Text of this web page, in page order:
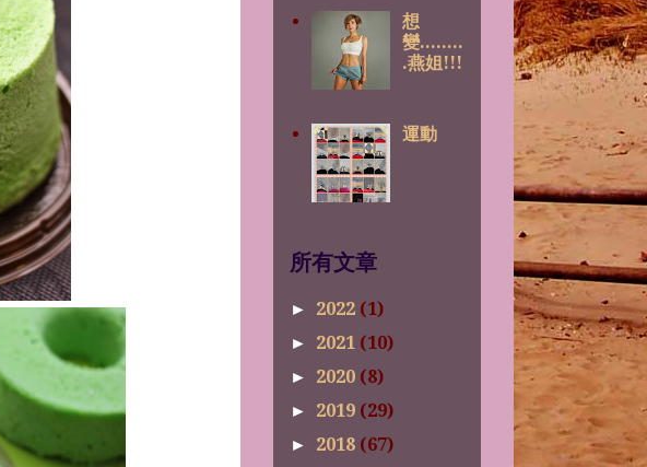
想
變........
.燕姐!!!
運動
所有文章
► 2022 (1)
► 2021 (10)
► 2020 (8)
► 2019 (29)
► 2018 (67)